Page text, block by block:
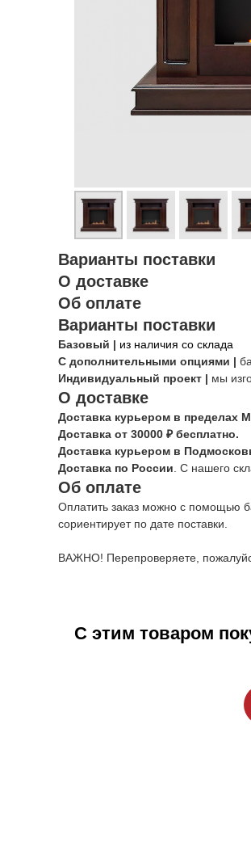
Варианты поставки
О доставке
Об оплате
Варианты поставки
Базовый | из наличия со склада
С дополнительными опциями |
Индивидуальный проект | мы
О доставке
Доставка курьером в пределах
Доставка от 30000 ₽ бесплатно.
Доставка курьером в
Доставка по России. С нашего
Об оплате
Оплатить заказ можно с помощью
сориентирует по дате поставки.
ВАЖНО! Перепроверяете,
С этим товаром